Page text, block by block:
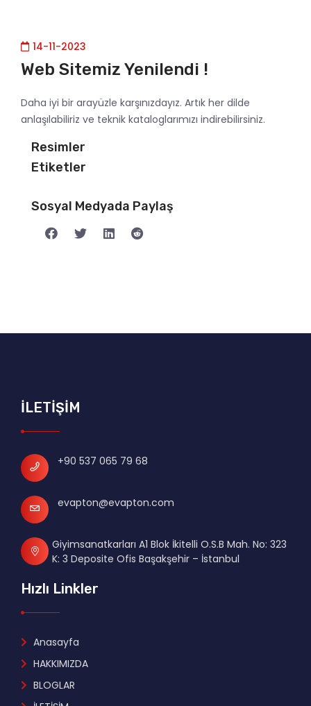
14-11-2023
Web Sitemiz Yenilendi !
Daha iyi bir arayüzle karşınızdayız. Artık her dilde
anlaşılabiliriz ve teknik kataloglarımızı indirebilirsiniz.
Resimler
Etiketler
Sosyal Medyada Paylaş
İLETİŞİM
+90 537 065 79 68
evapton@evapton.com
Giyimsanatkarları A1 Blok İkitelli O.S.B Mah. No: 323
K: 3 Deposite Ofis Başakşehir – İstanbul
Hızlı Linkler
Anasayfa
HAKKIMIZDA
BLOGLAR